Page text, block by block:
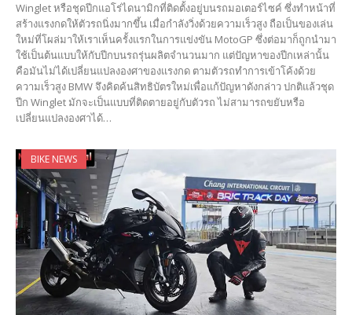
Winglet หรือชุดปีกแอโร่ไดนามิกที่ติดตั้งอยู่บนรถมอเตอร์ไซค์ ซึ่งทำหน้าที่
สร้างแรงกดให้ตัวรถนิ่งมากขึ้น เมื่อกำลังวิ่งด้วยความเร็วสูง ถือเป็นของเล่น
ใหม่ที่โผล่มาให้เราเห็นครั้งแรกในการแข่งขัน MotoGP ซึ่งต่อมาก็ถูกนำมา
ใช้เป็นต้นแบบให้กับปีกบนรถรุ่นผลิตจำนวนมาก แต่ปัญหาของปีกเหล่านั้น
คือมันไม่ได้เปลี่ยนแปลงองศาของแรงกด ตามตัวรถทำการเข้าโค้งด้วย
ความเร็วสูง BMW จึงคิดค้นสิทธิบัตรใหม่เพื่อแก้ปัญหาดังกล่าว ปกติแล้วชุด
ปีก Winglet มักจะเป็นแบบที่ติดตายอยู่กับตัวรถ ไม่สามารถขยับหรือ
เปลี่ยนแปลงองศาได้…
BIKE NEWS